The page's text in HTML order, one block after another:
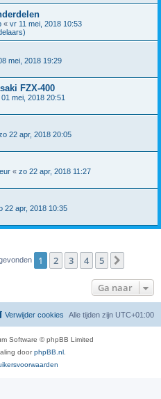
« vr 11 mei, 2018 10:53
mei, 2018 19:29
FZX-400
01 mei, 2018 20:51
22 apr, 2018 20:05
« zo 22 apr, 2018 11:27
22 apr, 2018 10:35
1 2 3 4 5
Ga naar
Alle tijden zijn UTC+01:00
Verwijder cookies
Software © phpBB Limited
doorphpBB.nl